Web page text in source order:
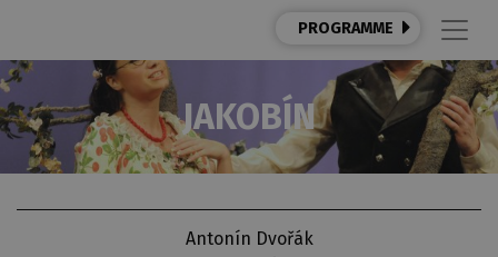
PROGRAMME
JAKOBÍN
Antonín Dvořák